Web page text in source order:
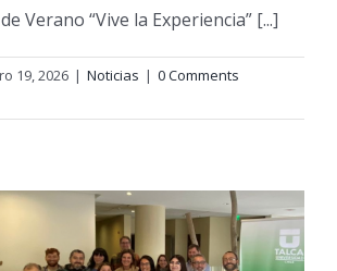
Verano “Vive la Experiencia” [...]
19, 2026 | Noticias | 0 Comments